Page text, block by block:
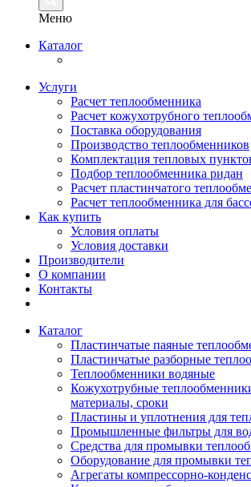
Меню
Каталог
Услуги
Расчет теплообменника
Расчет кожухотрубного
Поставка оборудования
Производство теплообменников
Комплектация тепловых
Подбор теплообменника ридан
Расчет пластинчатого
Расчет теплообменника для
Как купить
Условия оплаты
Условия доставки
Производители
О компании
Контакты
Каталог
Пластинчатые паяные
Пластинчатые разборные
Теплообменники водяные
Кожухотрубные
материалы, сроки
Пластины и уплотнения для
Промышленные фильтры для
Средства для промывки
Оборудование для промывки
Агрегаты компрессорно-